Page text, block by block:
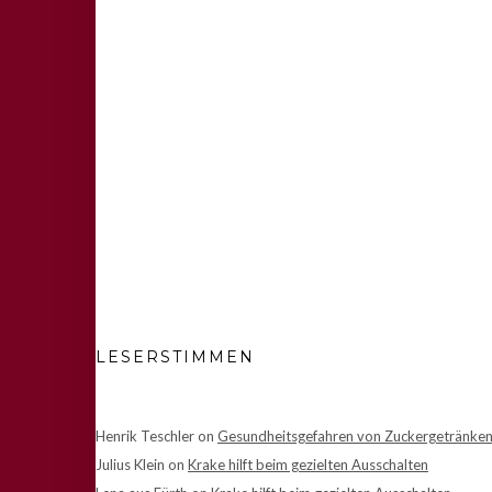
LESERSTIMMEN
Henrik Teschleron Gesundheitsgefahren von Zuckergetränken
Julius Klein on Krake hilft beim gezielten Ausschalten